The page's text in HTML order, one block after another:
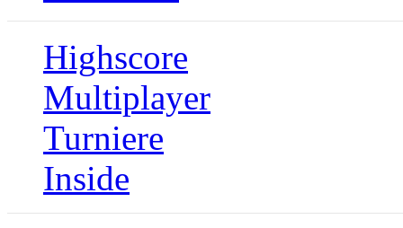
Highscore
Multiplayer
Turniere
Inside